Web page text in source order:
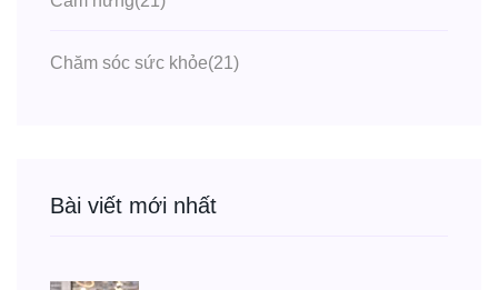
Chăm sóc sức khỏe(21)
Bài viết mới nhất